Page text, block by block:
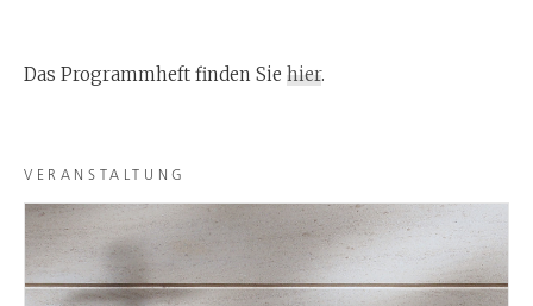
Das Programmheft finden Sie hier.
VERANSTALTUNG